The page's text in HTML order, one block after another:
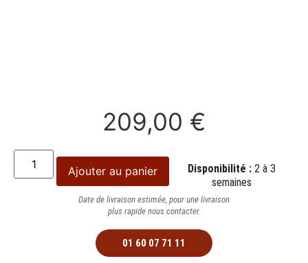
209,00 €
Ajouter au panier Disponibilité : 2 à 3
semaines
Date de livraison estimée, pour une livraison
plus rapide nous contacter.
01 60 07 71 11